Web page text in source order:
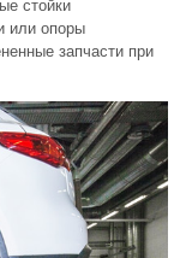
стойки
или опоры
запчасти при